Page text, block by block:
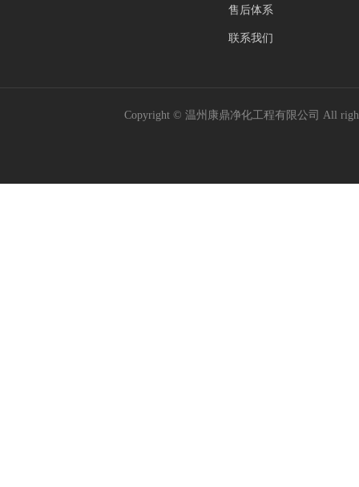
售后体系
联系我们
Copyright © 温州康鼎净化工程有限公司 All